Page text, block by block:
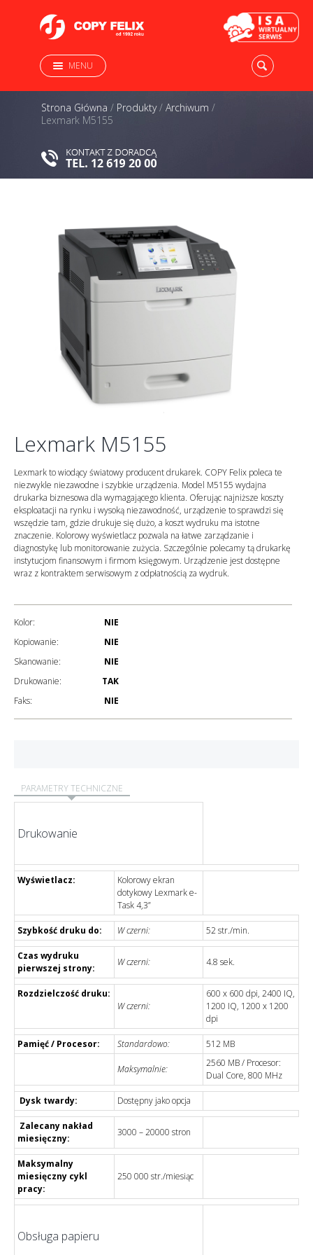
MENU
Strona Główna / Produkty/ Archiwum /
Lexmark M5155
Lexmark M5155
Lexmark to wiodący światowy producent drukarek. COPY Felix poleca te
niezwykle niezawodne i szybkie urządzenia. Model M5155 wydajna
drukarka biznesowa dla wymagającego klienta. Oferując najniższe koszty
eksploatacji na rynku i wysoką niezawodność, urządzenie to sprawdzi się
wszędzie tam, gdzie drukuje się dużo, a koszt wydruku ma istotne
znaczenie. Kolorowy wyświetlacz pozwala na łatwe zarządzanie i
diagnostykę lub monitorowanie zużycia. Szczególnie polecamy tą drukarkę
instytucjom finansowym i firmom księgowym. Urządzenie jest dostępne
wraz z kontraktem serwisowym z odpłatnością za wydruk.
Kolor:
NIE
Kopiowanie:
NIE
Skanowanie:
NIE
Drukowanie:
TAK
Faks:
NIE
PARAMETRY TECHNICZNE
Drukowanie
Wyświetlacz:
Kolorowy ekran
dotykowy Lexmark e-
Task 4,3”
Szybkość druku do: W czerni: 52 str./min.
Czas wydruku
pierwszej strony:
W czerni: 4.8 sek.
Rozdzielczość druku:
W czerni:
600 x 600 dpi, 2400 IQ,
1200 IQ, 1200 x 1200
dpi
Pamięć / Procesor: Standardowo: 512 MB
Maksymalnie:
2560 MB / Procesor:
Dual Core, 800 MHz
Dysk twardy: Dostępny jako opcja
Zalecany nakład
miesięczny:
3000 – 20000 stron
Maksymalny
miesięczny cykl
pracy:
250 000 str./miesiąc
Obsługa papieru